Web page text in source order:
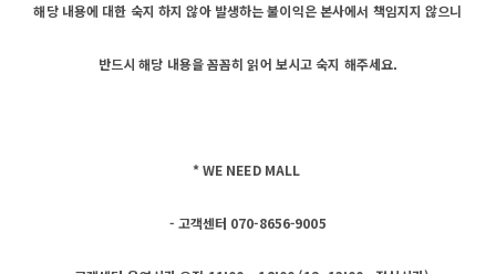
해당 내용에 대한 숙지 하지 않아 발생하는 불이익은 본사에서 책임지지 않으니
반드시 해당 내용을 꼼꼼히 읽어 보시고 숙지 해주세요.
* WE NEED MALL
- 고객센터 070-8656-9005